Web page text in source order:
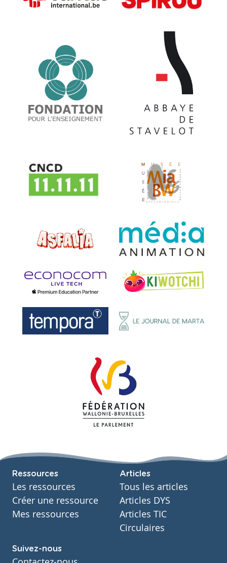
Ressources
Les ressources
Créer une ressource
Mes ressources
Articles
Tous les articles
Articles DYS
Articles TIC
Circulaires
Suivez-nous